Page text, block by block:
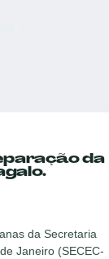
da
da Secretaria
Janeiro (SECEC-